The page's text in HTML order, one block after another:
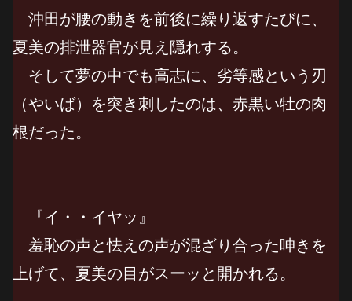
沖田が腰の動きを前後に繰り返すたびに、
夏美の排泄器官が見え隠れする。
そして夢の中でも高志に、劣等感という刃
（やいば）を突き刺したのは、赤黒い牡の肉
根だった。
『イ・・イヤッ』
羞恥の声と怯えの声が混ざり合った呻きを
上げて、夏美の目がスーッと開かれる。